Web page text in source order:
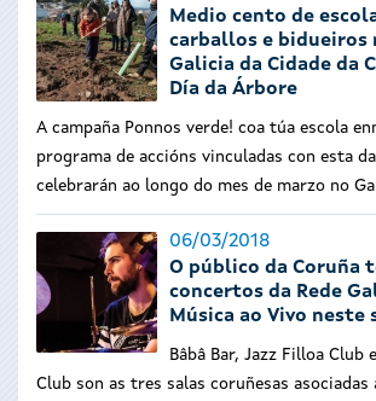
Medio cento de
carballos e bidueiros
Galicia da Cidade da
Día da Árbore
A campaña Ponnos verde! coa túa escola
programa de accións vinculadas con esta
celebrarán ao longo do mes de marzo no
06/03/2018
O público da Coruña
concertos da Rede
Música ao Vivo neste
Bâbâ Bar, Jazz Filloa Club
Club son as tres salas coruñesas